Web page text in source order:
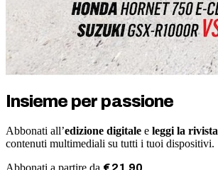
Insieme per passione
Abbonati all’edizione digitale e leggi la rivista
contenuti multimediali su tutti i tuoi dispositivi.
Abbonati a partire da €21,90